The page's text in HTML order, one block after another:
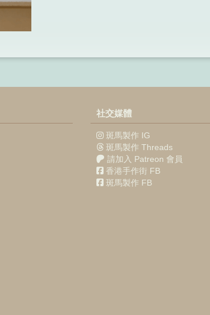
社交媒體
斑馬製作 IG
斑馬製作 Threads
請加入 Patreon 會員
香港手作街 FB
斑馬製作 FB